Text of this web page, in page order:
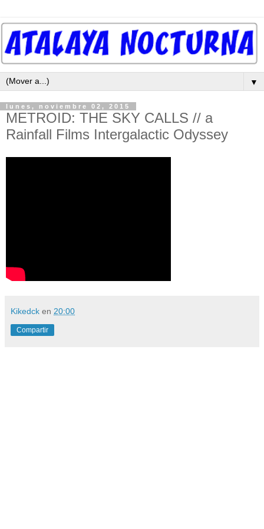
▼
lunes, noviembre 02, 2015
METROID: THE SKY CALLS // a
Rainfall Films Intergalactic Odyssey
Kikedck en 20:00
Compartir